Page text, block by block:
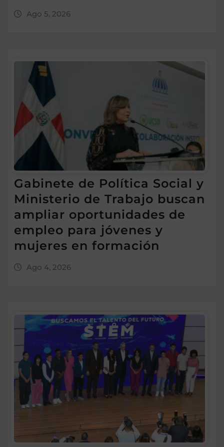
Ago 5, 2026
Gabinete de Política Social y
Ministerio de Trabajo buscan
ampliar oportunidades de
empleo para jóvenes y
mujeres en formación
Ago 4, 2026